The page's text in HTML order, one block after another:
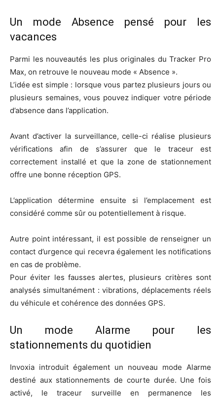
Un mode Absence pensé pour les
vacances
Parmi les nouveautés les plus originales du Tracker Pro
Max, on retrouve le nouveau mode « Absence ».
L’idée est simple : lorsque vous partez plusieurs jours ou
plusieurs semaines, vous pouvez indiquer votre période
d’absence dans l’application.
Avant d’activer la surveillance, celle-ci réalise plusieurs
vérifications afin de s’assurer que le traceur est
correctement installé et que la zone de stationnement
offre une bonne réception GPS.
L’application détermine ensuite si l’emplacement est
considéré comme sûr ou potentiellement à risque.
Autre point intéressant, il est possible de renseigner un
contact d’urgence qui recevra également les notifications
en cas de problème.
Pour éviter les fausses alertes, plusieurs critères sont
analysés simultanément : vibrations, déplacements réels
du véhicule et cohérence des données GPS.
Un mode Alarme pour les
stationnements du quotidien
Invoxia introduit également un nouveau mode Alarme
destiné aux stationnements de courte durée. Une fois
activé, le traceur surveille en permanence les